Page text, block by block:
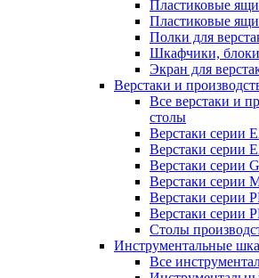
Пластиковые
Пластиковые
Полки для
Шкафчики, блоки
Экран для
Верстаки и
Все верстаки и
столы
Верстаки серии
Верстаки серии
Верстаки серии
Верстаки серии
Верстаки серии
Верстаки серии
Столы
Инструментальные
Все